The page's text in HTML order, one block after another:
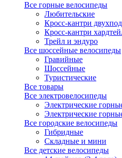
Все горные велосипеды
Любительские
Кросс-кантри
Кросс-кантри
Трейл и эндуро
Все шоссейные велосипеды
Гравийные
Шоссейные
Туристические
Все товары
Все электровелосипеды
Электрические
Электрические
Все городские велосипеды
Гибридные
Складные и мини
Все детские велосипеды